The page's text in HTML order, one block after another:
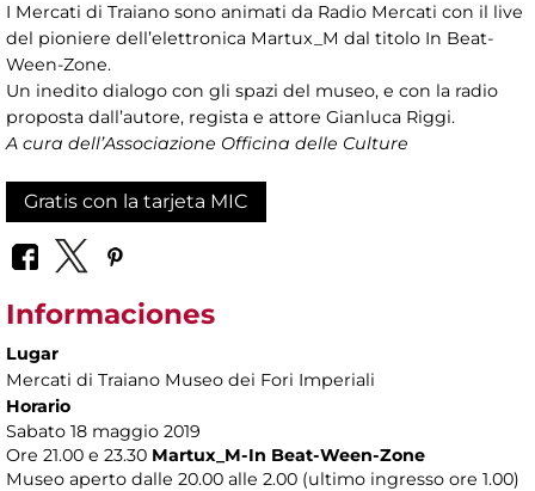
I Mercati di Traiano sono animati da Radio Mercati con il live
del pioniere dell’elettronica Martux_M dal titolo In Beat-
Ween-Zone.
Un inedito dialogo con gli spazi del museo, e con la radio
proposta dall’autore, regista e attore Gianluca Riggi.
A cura dell’Associazione Officina delle Culture
Gratis con la tarjeta MIC
Informaciones
Lugar
Mercati di Traiano Museo dei Fori Imperiali
Horario
Sabato 18 maggio 2019
Ore 21.00 e 23.30 Martux_M-In Beat-Ween-Zone
Museo aperto dalle 20.00 alle 2.00 (ultimo ingresso ore 1.00)